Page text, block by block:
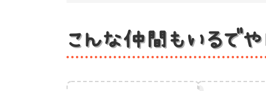
こんな仲間もいるで